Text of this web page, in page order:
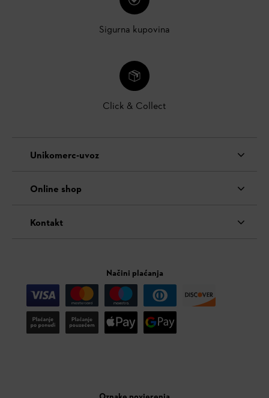
Sigurna kupovina
Click & Collect
Unikomerc-uvoz
Online shop
Kontakt
Načini plaćanja